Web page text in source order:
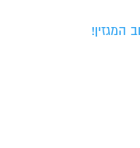
המגזין!